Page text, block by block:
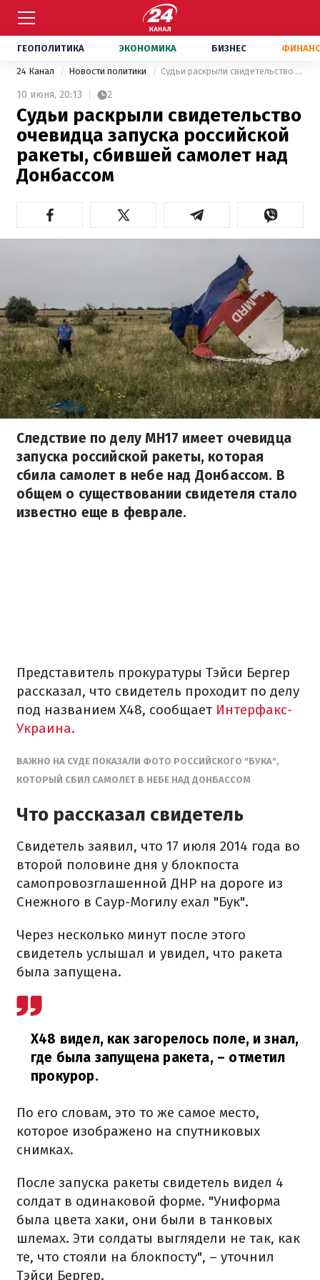
ГЕОПОЛИТИКА ЭКОНОМИКА БИЗНЕС
24 Канал Новости политики Судьи раскрыли свидетельство очевидца запуска российской ракеты, сбившей самолет над Донбассом
10 июня, 20:13 2
Судьи раскрыли свидетельство
очевидца запуска российской
ракеты, сбившей самолет над
Донбассом
Следствие по делу МН17 имеет очевидца
запуска российской ракеты, которая
сбила самолет в небе над Донбассом. В
общем о существовании свидетеля стало
известно еще в феврале.
Представитель прокуратуры Тэйси Бергер
рассказал, что свидетель проходит по делу
под названием Х48, сообщаетИнтерфакс-
Украина.
ВАЖНО НА СУДЕ ПОКАЗАЛИ ФОТО РОССИЙСКОГО "БУКА",
КОТОРЫЙ СБИЛ САМОЛЕТ В НЕБЕ НАД ДОНБАССОМ
Что рассказал свидетель
Свидетель заявил, что 17 июля 2014 года во
второй половине дня у блокпоста
самопровозглашенной ДНР на дороге из
Снежного в Саур-Могилу ехал "Бук".
Через несколько минут после этого
свидетель услышал и увидел, что ракета
была запущена.
X48 видел, как загорелось поле, и знал,
где была запущена ракета, – отметил
прокурор.
По его словам, это то же самое место,
которое изображено на спутниковых
снимках.
После запуска ракеты свидетель видел 4
солдат в одинаковой форме. "Униформа
была цвета хаки, они были в танковых
шлемах. Эти солдаты выглядели не так, как
те, что стояли на блокпосту", – уточнил
Тэйси Бергер.